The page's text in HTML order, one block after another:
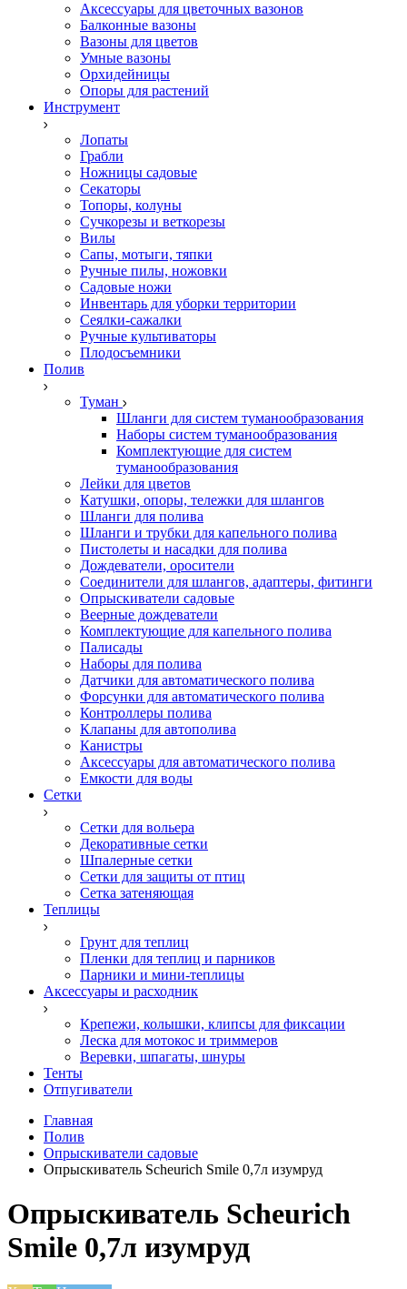
Аксессуары для цветочных вазонов
Балконные вазоны
Вазоны для цветов
Умные вазоны
Орхидейницы
Опоры для растений
Инструмент
Лопаты
Грабли
Ножницы садовые
Секаторы
Топоры, колуны
Сучкорезы и веткорезы
Вилы
Сапы, мотыги, тяпки
Ручные пилы, ножовки
Садовые ножи
Инвентарь для уборки территории
Сеялки-сажалки
Ручные культиваторы
Плодосъемники
Полив
Туман
Шланги для систем туманообразования
Наборы систем туманообразования
Комплектующие для систем
туманообразования
Лейки для цветов
Катушки, опоры, тележки для шлангов
Шланги для полива
Шланги и трубки для капельного полива
Пистолеты и насадки для полива
Дождеватели, оросители
Соединители для шлангов, адаптеры, фитинги
Опрыскиватели садовые
Веерные дождеватели
Комплектующие для капельного полива
Палисады
Наборы для полива
Датчики для автоматического полива
Форсунки для автоматического полива
Контроллеры полива
Клапаны для автополива
Канистры
Аксессуары для автоматического полива
Емкости для воды
Сетки
Сетки для вольера
Декоративные сетки
Шпалерные сетки
Сетки для защиты от птиц
Сетка затеняющая
Теплицы
Грунт для теплиц
Пленки для теплиц и парников
Парники и мини-теплицы
Аксессуары и расходник
Крепежи, колышки, клипсы для фиксации
Леска для мотокос и триммеров
Веревки, шпагаты, шнуры
Тенты
Отпугиватели
Главная
Полив
Опрыскиватели садовые
Опрыскиватель Scheurich Smile 0,7л изумруд
Опрыскиватель Scheurich
Smile 0,7л изумруд